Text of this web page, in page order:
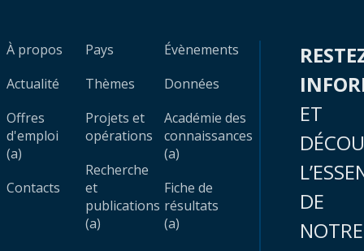
À propos
Actualité
Offres
d'emploi
(a)
Contacts
Pays
Thèmes
Projets et
opérations
Recherche
et
publications
(a)
Évènements
Données
Académie des
connaissances
(a)
Fiche de
résultats
(a)
ET
DE
NOTRE